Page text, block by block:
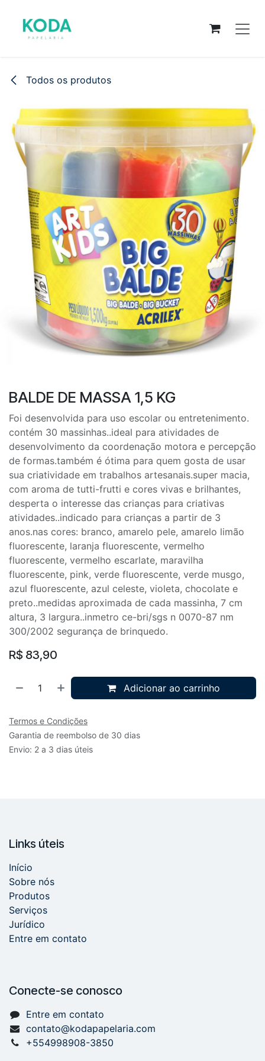
Todos os produtos
BALDE DE MASSA 1,5 KG
Foi desenvolvida para uso escolar ou entretenimento.
contém 30 massinhas..ideal para atividades de
desenvolvimento da coordenação motora e percepção
de formas.também é ótima para quem gosta de usar
sua criatividade em trabalhos artesanais.super macia,
com aroma de tutti-frutti e cores vivas e brilhantes,
desperta o interesse das crianças para criativas
atividades..indicado para crianças a partir de 3
anos.nas cores: branco, amarelo pele, amarelo limão
fluorescente, laranja fluorescente, vermelho
fluorescente, vermelho escarlate, maravilha
fluorescente, pink, verde fluorescente, verde musgo,
azul fluorescente, azul celeste, violeta, chocolate e
preto..medidas aproximada de cada massinha, 7 cm
altura, 3 largura..inmetro ce-bri/sgs n 0070-87 nm
300/2002 segurança de brinquedo.
R$ 83,90
Adicionar ao carrinho
Termos e Condições
Garantia de reembolso de 30 dias
Envio: 2 a 3 dias úteis
Links úteis
Início
Sobre nós
Produtos
Serviços
Jurídico
Entre em contato
Conecte-se conosco
Entre em contato
contato@kodapapelaria.com
+554998908-3850